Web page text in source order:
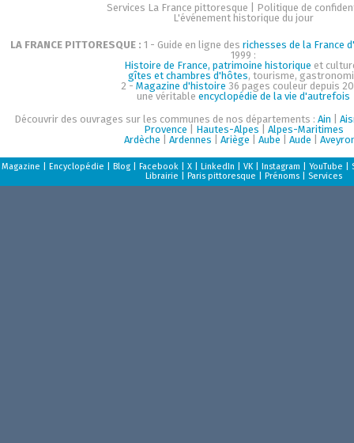
Services La France pittoresque
Politique de
L'événement historique du jour
LA FRANCE PITTORESQUE : 1 - Guide en ligne des richesses de la France
1999 :
Histoire de France, patrimoine historique et
gîtes et chambres d'hôtes, tourisme,
2 - Magazine d'histoire 36 pages couleur depuis
une véritable encyclopédie de la vie d'autrefois
Découvrir des ouvrages sur les communes de nos départements : Ain
Provence
Hautes-Alpes
Alpes-Maritimes
Ardèche
Ardennes Ariège Aube Aude
Magazine Encyclopédie Blog| Facebook| X| LinkedIn VK| Instagram YouTube
Librairie
Paris pittoresque Prénoms| Services